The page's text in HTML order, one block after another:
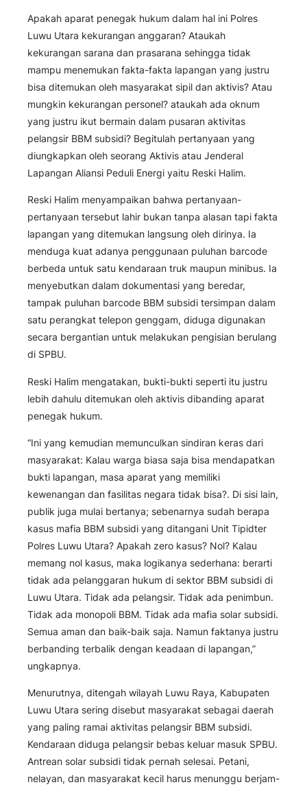
Apakah aparat penegak hukum dalam hal ini Polres
Luwu Utara kekurangan anggaran? Ataukah
kekurangan sarana dan prasarana sehingga tidak
mampu menemukan fakta-fakta lapangan yang justru
bisa ditemukan oleh masyarakat sipil dan aktivis? Atau
mungkin kekurangan personel? ataukah ada oknum
yang justru ikut bermain dalam pusaran aktivitas
pelangsir BBM subsidi? Begitulah pertanyaan yang
diungkapkan oleh seorang Aktivis atau Jenderal
Lapangan Aliansi Peduli Energi yaitu Reski Halim.
Reski Halim menyampaikan bahwa pertanyaan-
pertanyaan tersebut lahir bukan tanpa alasan tapi fakta
lapangan yang ditemukan langsung oleh dirinya. Ia
menduga kuat adanya penggunaan puluhan barcode
berbeda untuk satu kendaraan truk maupun minibus. Ia
menyebutkan dalam dokumentasi yang beredar,
tampak puluhan barcode BBM subsidi tersimpan dalam
satu perangkat telepon genggam, diduga digunakan
secara bergantian untuk melakukan pengisian berulang
di SPBU.
Reski Halim mengatakan, bukti-bukti seperti itu justru
lebih dahulu ditemukan oleh aktivis dibanding aparat
penegak hukum.
“Ini yang kemudian memunculkan sindiran keras dari
masyarakat: Kalau warga biasa saja bisa mendapatkan
bukti lapangan, masa aparat yang memiliki
kewenangan dan fasilitas negara tidak bisa?. Di sisi lain,
publik juga mulai bertanya; sebenarnya sudah berapa
kasus mafia BBM subsidi yang ditangani Unit Tipidter
Polres Luwu Utara? Apakah zero kasus? Nol? Kalau
memang nol kasus, maka logikanya sederhana: berarti
tidak ada pelanggaran hukum di sektor BBM subsidi di
Luwu Utara. Tidak ada pelangsir. Tidak ada penimbun.
Tidak ada monopoli BBM. Tidak ada mafia solar subsidi.
Semua aman dan baik-baik saja. Namun faktanya justru
berbanding terbalik dengan keadaan di lapangan,”
ungkapnya.
Menurutnya, ditengah wilayah Luwu Raya, Kabupaten
Luwu Utara sering disebut masyarakat sebagai daerah
yang paling ramai aktivitas pelangsir BBM subsidi.
Kendaraan diduga pelangsir bebas keluar masuk SPBU.
Antrean solar subsidi tidak pernah selesai. Petani,
nelayan, dan masyarakat kecil harus menunggu berjam-